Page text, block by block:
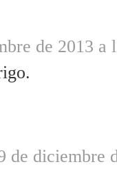
de 2013 a
de diciembre